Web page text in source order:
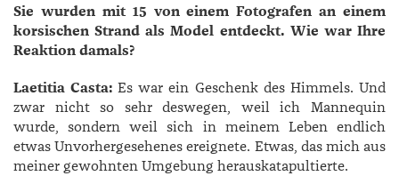
Sie wurden mit 15 von einem Fotografen an einem
korsischen Strand als Model entdeckt. Wie war Ihre
Reaktion damals?
Laetitia Casta:Es war ein Geschenk des Himmels. Und
zwar nicht so sehr deswegen, weil ich Mannequin
wurde, sondern weil sich in meinem Leben endlich
etwas Unvorhergesehenes ereignete. Etwas, das mich aus
meiner gewohnten Umgebung herauskatapultierte.